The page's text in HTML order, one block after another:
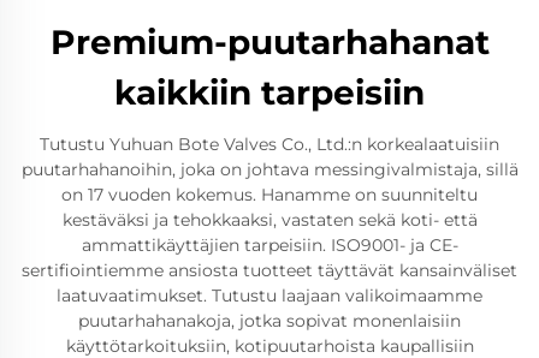
Premium-puutarhahanat
kaikkiin tarpeisiin
Tutustu Yuhuan Bote Valves Co., Ltd.:n korkealaatuisiin
puutarhahanoihin, joka on johtava messingivalmistaja, sillä
on 17 vuoden kokemus. Hanamme on suunniteltu
kestäväksi ja tehokkaaksi, vastaten sekä koti- että
ammattikäyttäjien tarpeisiin. ISO9001- ja CE-
sertifiointiemme ansiosta tuotteet täyttävät kansainväliset
laatuvaatimukset. Tutustu laajaan valikoimaamme
puutarhahanakoja, jotka sopivat monenlaisiin
käyttötarkoituksiin, kotipuutarhoista kaupallisiin